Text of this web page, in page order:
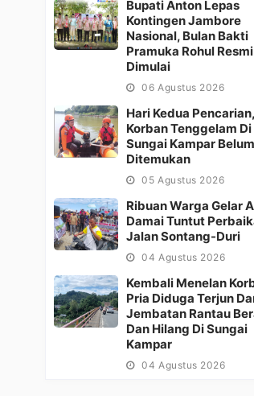
Bupati Anton Lepas
Kontingen Jambore
Nasional, Bulan Bakti
Pramuka Rohul Resmi
Dimulai
06 Agustus 2026
Hari Kedua Pencarian,
Korban Tenggelam Di
Sungai Kampar Belum
Ditemukan
05 Agustus 2026
Ribuan Warga Gelar
Damai Tuntut
Jalan Sontang-Duri
04 Agustus 2026
Kembali Menelan
Pria Diduga Terjun
Jembatan Rantau
Dan Hilang Di Sungai
Kampar
04 Agustus 2026